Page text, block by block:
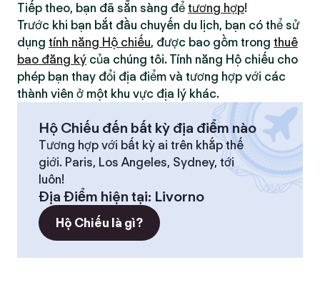
Tiếp theo, bạn đã sẵn sàng để tương hợp!
Trước khi bạn bắt đầu chuyến du lịch, bạn có thể sử
dụng tính năng Hộ chiếu, được bao gồm trong thuê
bao đăng ký của chúng tôi. Tính năng Hộ chiếu cho
phép bạn thay đổi địa điểm và tương hợp với các
thành viên ở một khu vực địa lý khác.
Hộ Chiếu đến bất kỳ địa điểm nào
Tương hợp với bất kỳ ai trên khắp thế
giới. Paris, Los Angeles, Sydney, tới
luôn!
Địa Điểm hiện tại: Livorno
Hộ Chiếu là gì?